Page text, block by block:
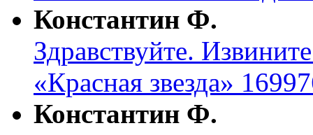
Константин Ф.
Здравствуйте.
«Красная звезда»
Константин Ф.